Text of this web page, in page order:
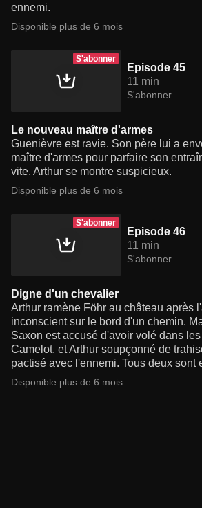
ennemi.
Disponible plus de 6 mois
S'abonner
Episode 45
11 min
S'abonner
Le nouveau maître d'armes
Guenièvre est ravie. Son père lui a
maître d'armes pour parfaire son
vite, Arthur se montre suspicieux.
Disponible plus de 6 mois
S'abonner
Episode 46
11 min
S'abonner
Digne d'un chevalier
Arthur ramène Föhr au château après
inconscient sur le bord d'un chemin.
Saxon est accusé d'avoir volé dans
Camelot, et Arthur soupçonné de
pactisé avec l'ennemi. Tous deux sont
Disponible plus de 6 mois